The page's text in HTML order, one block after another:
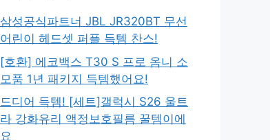
삼성공식파트너 JBL JR320BT 무선
어린이 헤드셋 퍼플 득템 찬스!
[호환] 에코백스 T30 S 프로 옴니 소
모품 1년 패키지 득템했어요!
드디어 득템! [세트]갤럭시 S26 울트
라 강화유리 액정보호필름 꿀템이에
요